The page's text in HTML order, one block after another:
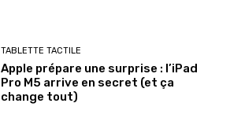
TABLETTE TACTILE
Apple prépare une surprise : l’iPad
Pro M5 arrive en secret (et ça
change tout)